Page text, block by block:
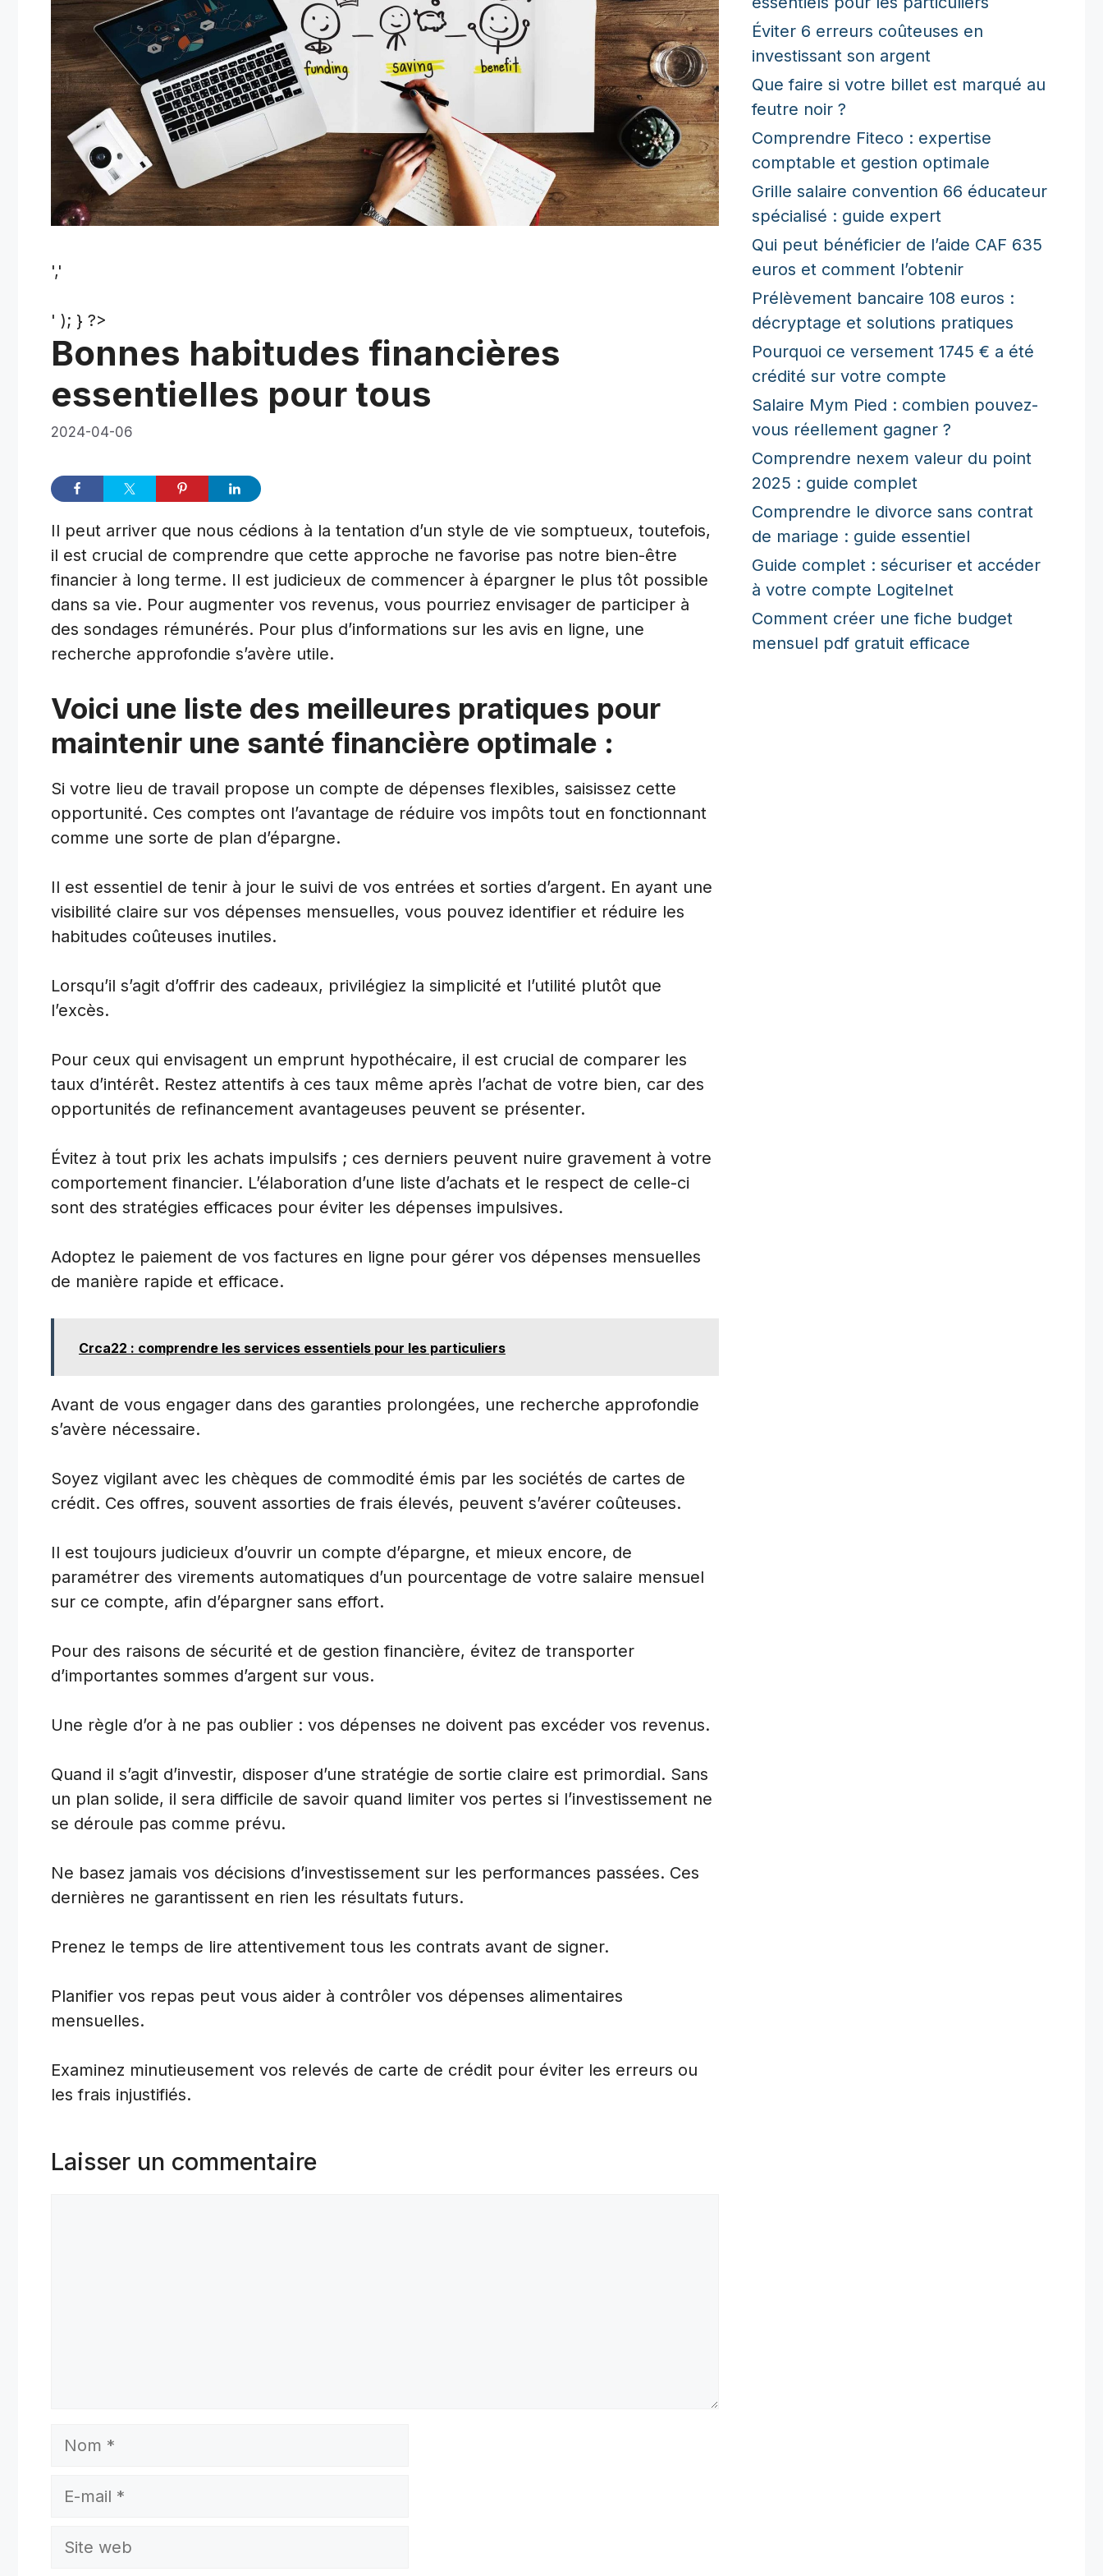
','
' ); } ?>
Bonnes habitudes financières
essentielles pour tous
2024-04-06
Il peut arriver que nous cédions à la tentation d’un style de vie somptueux, toutefois,
il est crucial de comprendre que cette approche ne favorise pas notre bien-être
financier à long terme. Il est judicieux de commencer à épargner le plus tôt possible
dans sa vie. Pour augmenter vos revenus, vous pourriez envisager de participer à
des sondages rémunérés. Pour plus d’informations sur les avis en ligne, une
recherche approfondie s’avère utile.
Voici une liste des meilleures pratiques pour
maintenir une santé financière optimale :
Si votre lieu de travail propose un compte de dépenses flexibles, saisissez cette
opportunité. Ces comptes ont l’avantage de réduire vos impôts tout en fonctionnant
comme une sorte de plan d’épargne.
Il est essentiel de tenir à jour le suivi de vos entrées et sorties d’argent. En ayant une
visibilité claire sur vos dépenses mensuelles, vous pouvez identifier et réduire les
habitudes coûteuses inutiles.
Lorsqu’il s’agit d’offrir des cadeaux, privilégiez la simplicité et l’utilité plutôt que
l’excès.
Pour ceux qui envisagent un emprunt hypothécaire, il est crucial de comparer les
taux d’intérêt. Restez attentifs à ces taux même après l’achat de votre bien, car des
opportunités de refinancement avantageuses peuvent se présenter.
Évitez à tout prix les achats impulsifs ; ces derniers peuvent nuire gravement à votre
comportement financier. L’élaboration d’une liste d’achats et le respect de celle-ci
sont des stratégies efficaces pour éviter les dépenses impulsives.
Adoptez le paiement de vos factures en ligne pour gérer vos dépenses mensuelles
de manière rapide et efficace.
Crca22 : comprendre les services essentiels pour les particuliers
Avant de vous engager dans des garanties prolongées, une recherche approfondie
s’avère nécessaire.
Soyez vigilant avec les chèques de commodité émis par les sociétés de cartes de
crédit. Ces offres, souvent assorties de frais élevés, peuvent s’avérer coûteuses.
Il est toujours judicieux d’ouvrir un compte d’épargne, et mieux encore, de
paramétrer des virements automatiques d’un pourcentage de votre salaire mensuel
sur ce compte, afin d’épargner sans effort.
Pour des raisons de sécurité et de gestion financière, évitez de transporter
d’importantes sommes d’argent sur vous.
Une règle d’or à ne pas oublier : vos dépenses ne doivent pas excéder vos revenus.
Quand il s’agit d’investir, disposer d’une stratégie de sortie claire est primordial. Sans
un plan solide, il sera difficile de savoir quand limiter vos pertes si l’investissement ne
se déroule pas comme prévu.
Ne basez jamais vos décisions d’investissement sur les performances passées. Ces
dernières ne garantissent en rien les résultats futurs.
Prenez le temps de lire attentivement tous les contrats avant de signer.
Planifier vos repas peut vous aider à contrôler vos dépenses alimentaires
mensuelles.
Examinez minutieusement vos relevés de carte de crédit pour éviter les erreurs ou
les frais injustifiés.
Laisser un commentaire
Nom
E-
Site
Éviter 6 erreurs coûteuses en
investissant son argent
Que faire si votre billet est marqué au
feutre noir ?
Comprendre Fiteco : expertise
comptable et gestion optimale
Grille salaire convention 66 éducateur
spécialisé : guide expert
Qui peut bénéficier de l’aide CAF 635
euros et comment l’obtenir
Prélèvement bancaire 108 euros :
décryptage et solutions pratiques
Pourquoi ce versement 1745 € a été
crédité sur votre compte
Salaire Mym Pied : combien pouvez-
vous réellement gagner ?
Comprendre nexem valeur du point
2025 : guide complet
Comprendre le divorce sans contrat
de mariage : guide essentiel
Guide complet : sécuriser et accéder
à votre compte Logitelnet
Comment créer une fiche budget
mensuel pdf gratuit efficace